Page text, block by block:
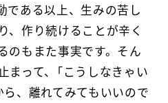
である以上、生みの苦し
、作り続けることが辛く
のもまた事実です。そん
まって、「こうしなきゃい
ら、離れてみてもいいので